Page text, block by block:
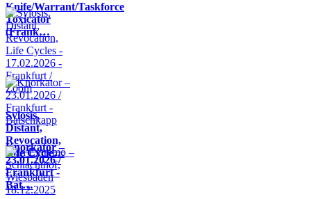
Knife/Warrant/Taskforce
Toxicator
(Frank…
Sylosis,
Distant,
Revocation,
Life Cycle…
Knorkator –
23.01.2026 /
Frankfurt -
Bat…